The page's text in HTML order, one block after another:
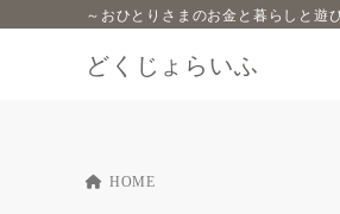
どくじょらいふ
～おひとりさまのお金と暮らしと遊
HOME